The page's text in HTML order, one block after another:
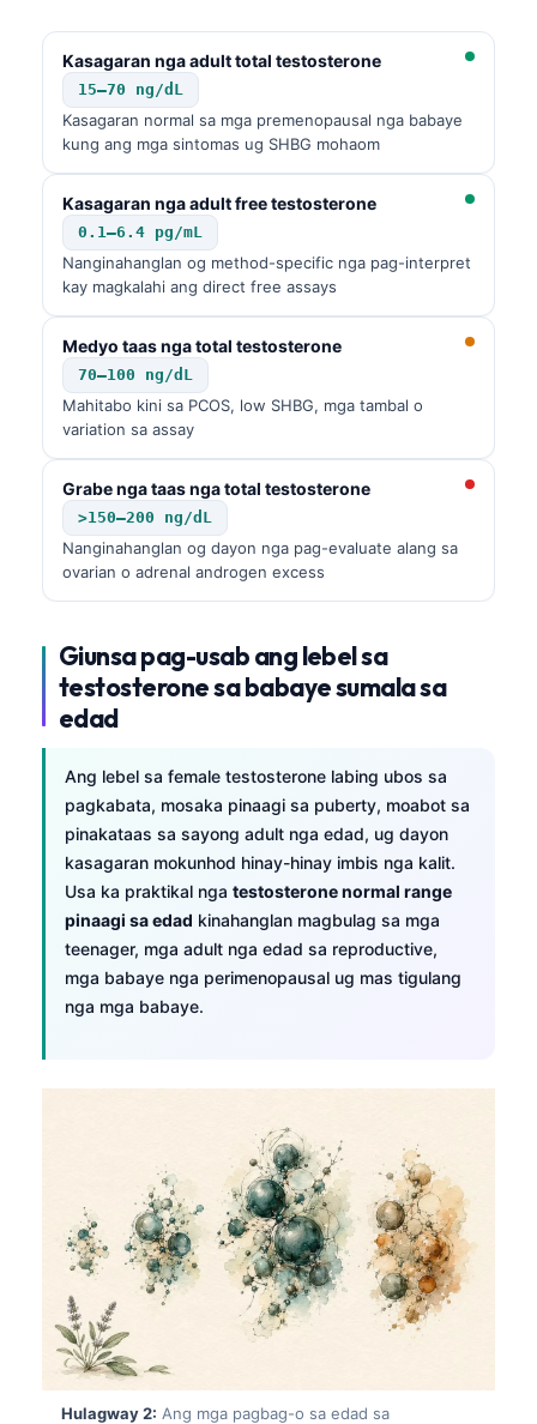
Kasagaran nga adult total testosterone
15–70 ng/dL
Kasagaran normal sa mga premenopausal nga babaye
kung ang mga sintomas ug SHBG mohaom
Kasagaran nga adult free testosterone
0.1–6.4 pg/mL
Nanginahanglan og method-specific nga pag-interpret
kay magkalahi ang direct free assays
Medyo taas nga total testosterone
70–100 ng/dL
Mahitabo kini sa PCOS, low SHBG, mga tambal o
variation sa assay
Grabe nga taas nga total testosterone
>150–200 ng/dL
Nanginahanglan og dayon nga pag-evaluate alang sa
ovarian o adrenal androgen excess
Giunsa pag-usab ang lebel sa
testosterone sa babaye sumala sa
edad
Ang lebel sa female testosterone labing ubos sa
pagkabata, mosaka pinaagi sa puberty, moabot sa
pinakataas sa sayong adult nga edad, ug dayon
kasagaran mokunhod hinay-hinay imbis nga kalit.
Usa ka praktikal nga testosterone normal range
pinaagi sa edad kinahanglan magbulag sa mga
teenager, mga adult nga edad sa reproductive,
mga babaye nga perimenopausal ug mas tigulang
nga mga babaye.
Hulagway 2: Ang mga pagbag-o sa edad sa